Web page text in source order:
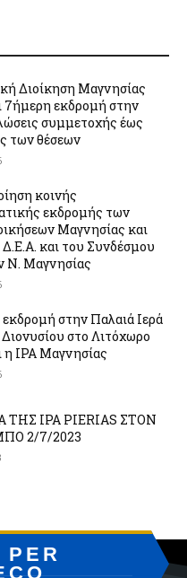
Διοίκηση Μαγνησίας
7ήμερη εκδρομή στην
συμμετοχής έως
των θέσεων
κοινής
εκδρομής των
Μαγνησίας και
Δ.Ε.Α. και του Συνδέσμου
Ν. Μαγνησίας
στην Παλαιά Ιερά
στο Λιτόχωρο
η IPA Μαγνησίας
ΤΗΣ IPA PIERIAS ΣΤΟΝ
2/7/2023
PER